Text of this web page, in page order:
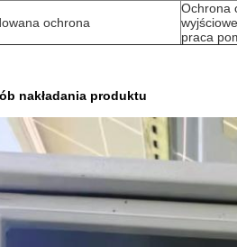
ochrona
Ochrona
praca
nakładania produktu